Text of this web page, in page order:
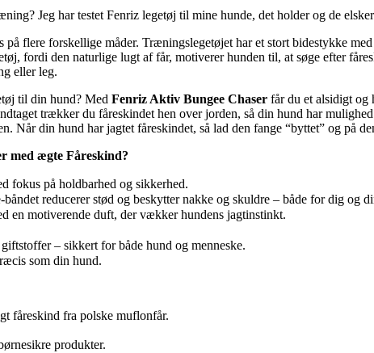
Jeg har testet Fenriz legetøj til mine hunde, det holder og de
flere forskellige måder. Træningslegetøjet har et stort bidestykke
fordi den naturlige lugt af får, motiverer hunden til, at søge efter
eller leg.
til din hund? MedFenriz Aktiv Bungee Chaser får du et alsidigt og
trækker du fåreskindet hen over jorden, så din hund har
Når din hund har jagtet fåreskindet, så lad den fange “byttet” og på
med ægte Fåreskind?
fokus på holdbarhed og sikkerhed.
reducerer stød og beskytter nakke og skuldre – både for dig og
en motiverende duft, der vækker hundens jagtinstinkt.
– sikkert for både hund og menneske.
som din hund.
fåreskind fra polske muflonfår.
produkter.